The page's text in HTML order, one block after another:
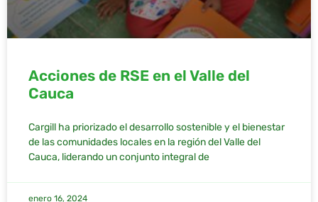
Acciones de RSE en el Valle del
Cauca
Cargill ha priorizado el desarrollo sostenible y el bienestar
de las comunidades locales en la región del Valle del
Cauca, liderando un conjunto integral de
enero 16, 2024